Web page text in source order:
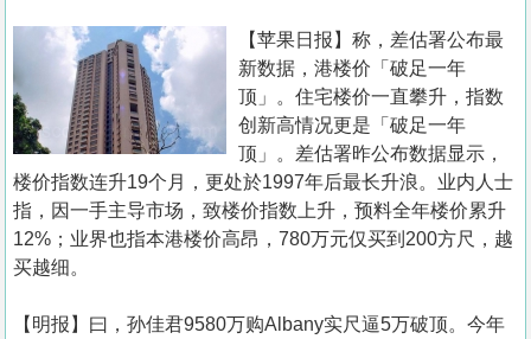
业
手
册
关
於
我
们
【苹果日报】称，差估署公布最
新数据，港楼价「破足一年
顶」。住宅楼价一直攀升，指数
创新高情况更是「破足一年
顶」。差估署昨公布数据显示，
楼价指数连升19个月，更处於1997年后最长升浪。业内人士
指，因一手主导市场，致楼价指数上升，预料全年楼价累升
12%；业界也指本港楼价高昂，780万元仅买到200方尺，越
买越细。
【明报】曰，孙佳君9580万购Albany实尺逼5万破顶。今年